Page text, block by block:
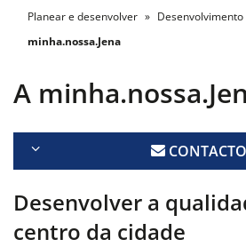
Planear e desenvolver
minha.nossa.Jena
A
CONTACTO
Desenvolver a
centro da cidade